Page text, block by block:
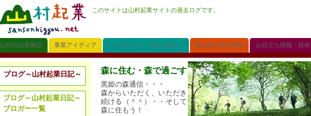
このサイトは山村起業サイトの過去ログです。
山村型起業解説 事業アイディア インタビュー「先人に学ぶ」 農山村の背景情報 お役立ち情報・技術
森に住む・森で過ごす
黒姫の森通信・・・
森からいただく、いただき
続ける（＾＾）・・そして
森に住もう！
ブログ～山村起業日記～
ブログ～山村起業日記～
ブロガー一覧